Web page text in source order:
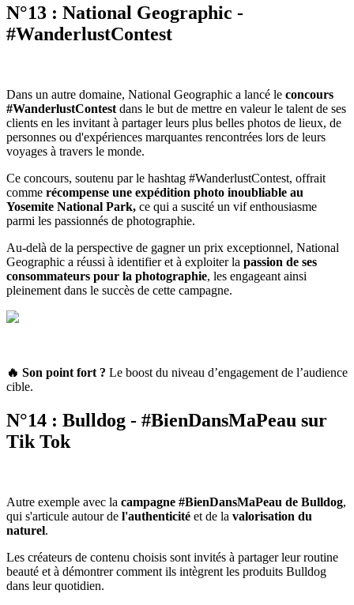
N°13 : National Geographic -
#WanderlustContest
Dans un autre domaine, National Geographic a lancé le concours
#WanderlustContest dans le but de mettre en valeur le talent de ses
clients en les invitant à partager leurs plus belles photos de lieux, de
personnes ou d'expériences marquantes rencontrées lors de leurs
voyages à travers le monde.
Ce concours, soutenu par le hashtag #WanderlustContest, offrait
comme récompense une expédition photo inoubliable au
Yosemite National Park, ce qui a suscité un vif enthousiasme
parmi les passionnés de photographie.
Au-delà de la perspective de gagner un prix exceptionnel, National
Geographic a réussi à identifier et à exploiter la passion de ses
consommateurs pour la photographie, les engageant ainsi
pleinement dans le succès de cette campagne.
🔥 Son point fort ? Le boost du niveau d’engagement de l’audience
cible.
N°14 : Bulldog - #BienDansMaPeau sur
Tik Tok
Autre exemple avec la campagne #BienDansMaPeau de Bulldog,
qui s'articule autour de l'authenticité et de la valorisation du
naturel.
Les créateurs de contenu choisis sont invités à partager leur routine
beauté et à démontrer comment ils intègrent les produits Bulldog
dans leur quotidien.